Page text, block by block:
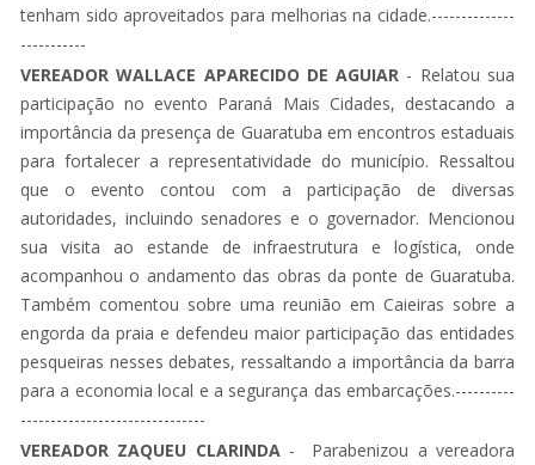
tenham sido aproveitados para melhorias na cidade.--------------
-----------
VEREADOR WALLACE APARECIDO DE AGUIAR - Relatou sua
participação no evento Paraná Mais Cidades, destacando a
importância da presença de Guaratuba em encontros estaduais
para fortalecer a representatividade do município. Ressaltou
que o evento contou com a participação de diversas
autoridades, incluindo senadores e o governador. Mencionou
sua visita ao estande de infraestrutura e logística, onde
acompanhou o andamento das obras da ponte de Guaratuba.
Também comentou sobre uma reunião em Caieiras sobre a
engorda da praia e defendeu maior participação das entidades
pesqueiras nesses debates, ressaltando a importância da barra
para a economia local e a segurança das embarcações.----------
-------------------------------
VEREADOR ZAQUEU CLARINDA - Parabenizou a vereadora